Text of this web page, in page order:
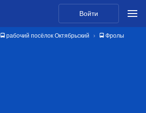
Войти
🚍 рабочий посёлок Октябрьский 🚍 Фролы